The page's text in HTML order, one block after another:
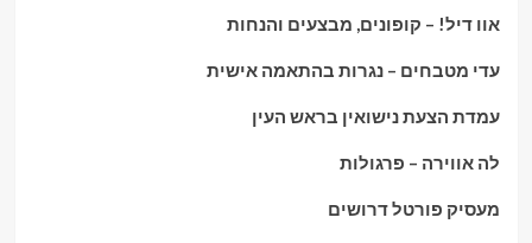
אוו דיל! – קופונים, מבצעים והנחות
עדי מטבחים – נגרות בהתאמה אישית
עמדת הצעת נישואין בראש העין
לה אווירה – פרגולות
מעסיק פורטל דרושים